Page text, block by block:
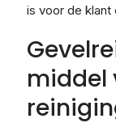
is voor de klant
middel